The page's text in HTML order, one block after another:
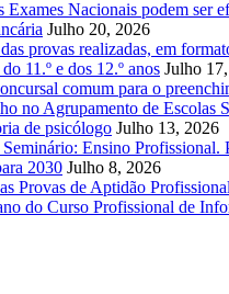
Exames Nacionais podem ser
Julho 20, 2026
provas realizadas, em
11.º e dos 12.º anos Julho
comum para o
no Agrupamento de Escolas
de psicólogo Julho 13, 2026
Ensino Profissional.
2030 Julho 8, 2026
Provas de Aptidão
do Curso Profissional de